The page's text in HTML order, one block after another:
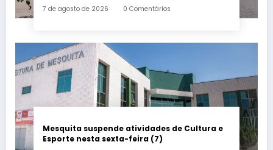
7 de agosto de 2026 0 Comentários
Mesquita suspende atividades de Cultura e
Esporte nesta sexta-feira (7)